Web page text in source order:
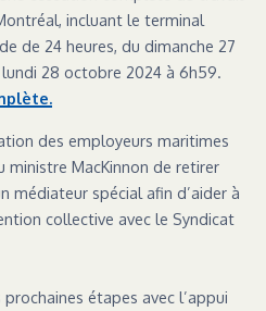
incluant le terminal
de 24 heures, du dimanche 27
28 octobre 2024 à 6h59.
des employeurs maritimes
ministre MacKinnon de retirer
médiateur spécial afin d’aider à
collective avec le Syndicat
étapes avec l’appui